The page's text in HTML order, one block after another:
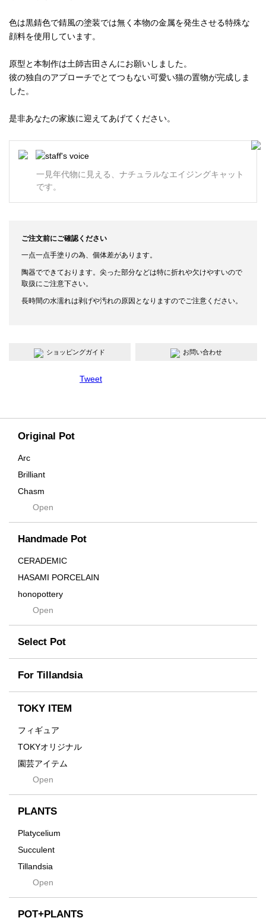
Original Pot
Arc
Brilliant
Chasm
Contra
Cream
Crown
Distortion
Drop
DUNE
Flames
For
Former
Fused
Earth
emeth
Enhance
Grid
Innocence
Kodama
Open
Handmade Pot
CERADEMIC
HASAMI PORCELAIN
honopottery
nocturne
tamanhayat
TETSUYA OZAWA
Scratch
Takehiro Ito
Yuya Iha
Open
Select Pot
For Tillandsia
TOKY ITEM
フィギュア
TOKYオリジナル
園芸アイテム
土・化粧石・活力剤
インテリア・デザイン雑貨
Tシャツ・バッグ
その他
Open
PLANTS
Platycelium
Succulent
Tillandsia
SeedsOpen
POT+PLANTS
色は黒錆色で錆風の塗装では無く本物の金属を発生させる特殊な
顔料を使用しています。
原型と本制作は土師吉田さんにお願いしました。
彼の独自のアプローチでとてつもない可愛い猫の置物が完成しま
した。
是非あなたの家族に迎えてあげてください。
一見年代物に見える、ナチュラルなエイジングキャット
です。
ご注文前にご確認ください
一点一点手塗りの為、個体差があります。
陶器でできております。尖った部分などは特に折れや欠けやすいので
取扱にご注意下さい。
長時間の水濡れは剥げや汚れの原因となりますのでご注意ください。
ショッピングガイド お問い合わせ
Tweet